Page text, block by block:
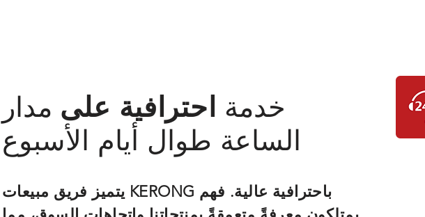
خدمة احترافية على مدار
الساعة طوال أيام الأسبوع
يتميز فريق مبيعات KERONG باحترافية عالية. فهم